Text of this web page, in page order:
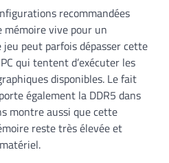
recommandées
mémoire vive pour un
peut parfois dépasser cette
qui tentent d’exécuter les
disponibles. Le fait
également la DDR5 dans
montre aussi que cette
reste très élevée et